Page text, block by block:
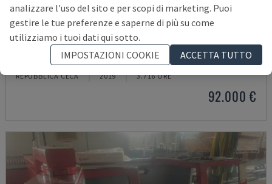
EMCOTURN 65
EMCO - TORNIO ORIZZONTALE
REPUBBLICA CECA 2019 3.716 ORE
92.000 €
analizzare l'uso del sito e per scopi di marketing. Puoi
gestire le tue preferenze e saperne di più su come
utilizziamo i tuoi dati qui sotto.
IMPOSTAZIONI COOKIE
ACCETTA TUTTO